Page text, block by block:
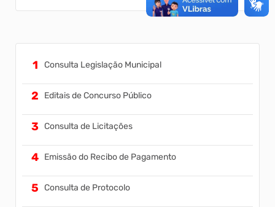
Consulta Legislação Municipal
Editais de Concurso Público
Consulta de Licitações
Emissão do Recibo de Pagamento
Consulta de Protocolo